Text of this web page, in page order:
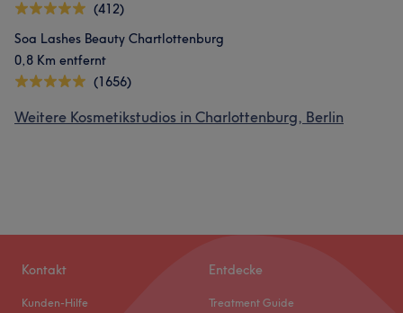
(412)
Soa Lashes Beauty Chartlottenburg
0,8 Km entfernt
(1656)
Weitere Kosmetikstudios in Charlottenburg, Berlin
Kontakt
Kunden-Hilfe
Entdecke
Treatment Guide